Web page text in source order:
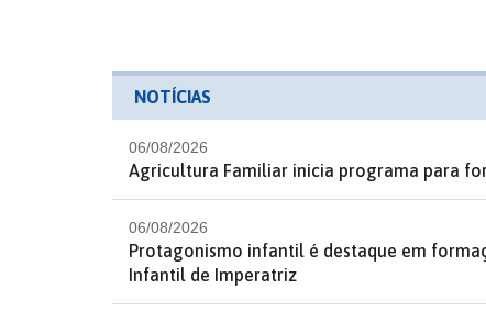
NOTÍCIAS
06/08/2026
Agricultura Familiar inicia programa para
06/08/2026
Protagonismo infantil é destaque em
Infantil de Imperatriz